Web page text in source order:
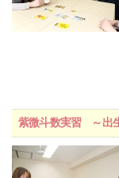
紫微斗数実習 ～出